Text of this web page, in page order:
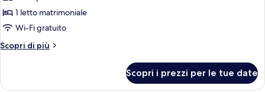
Camera
1 letto matrimoniale
Wi-Fi gratuito
Scopri di più
Altri
Scopri i prezzi per le tue date